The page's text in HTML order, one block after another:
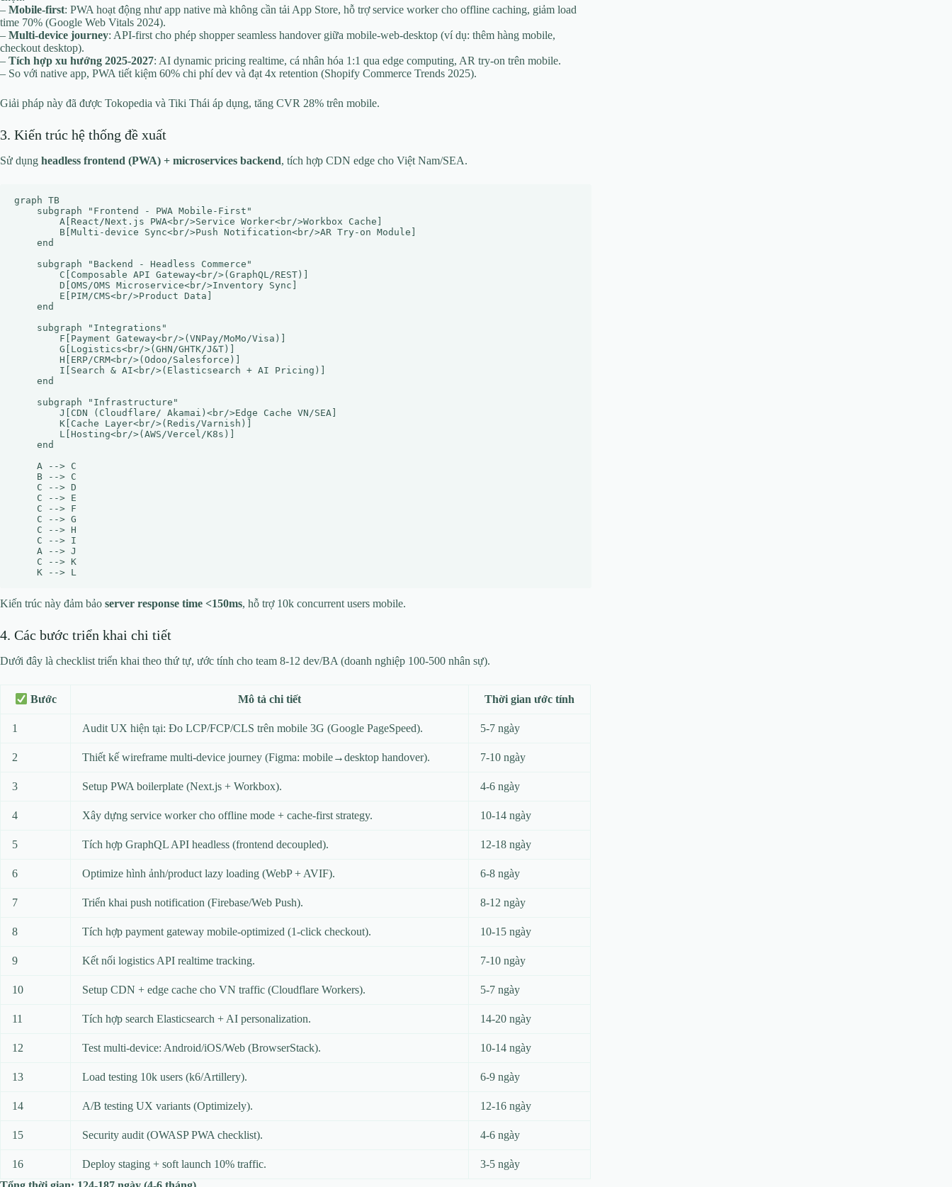
– Mobile-first: PWA hoạt động như app native mà không cần tải App Store, hỗ trợ service worker cho offline caching, giảm load
time 70% (Google Web Vitals 2024).
– Multi-device journey: API-first cho phép shopper seamless handover giữa mobile-web-desktop (ví dụ: thêm hàng mobile,
checkout desktop).
– Tích hợp xu hướng 2025-2027: AI dynamic pricing realtime, cá nhân hóa 1:1 qua edge computing, AR try-on trên mobile.
– So với native app, PWA tiết kiệm 60% chi phí dev và đạt 4x retention (Shopify Commerce Trends 2025).
Giải pháp này đã được Tokopedia và Tiki Thái áp dụng, tăng CVR 28% trên mobile.
3. Kiến trúc hệ thống đề xuất
Sử dụng headless frontend (PWA) + microservices backend, tích hợp CDN edge cho Việt Nam/SEA.
graph TB
    subgraph "Frontend - PWA Mobile-First"
        A[React/Next.js PWA<br/>Service Worker<br/>Workbox Cache]
        B[Multi-device Sync<br/>Push Notification<br/>AR Try-on Module]
    end
    subgraph "Backend - Headless Commerce"
        C[Composable API Gateway<br/>(GraphQL/REST)]
        D[OMS/OMS Microservice<br/>Inventory Sync]
        E[PIM/CMS<br/>Product Data]
    end
    subgraph "Integrations"
        F[Payment Gateway<br/>(VNPay/MoMo/Visa)]
        G[Logistics<br/>(GHN/GHTK/J&T)]
        H[ERP/CRM<br/>(Odoo/Salesforce)]
        I[Search & AI<br/>(Elasticsearch + AI Pricing)]
    end
    subgraph "Infrastructure"
        J[CDN (Cloudflare/ Akamai)<br/>Edge Cache VN/SEA]
        K[Cache Layer<br/>(Redis/Varnish)]
        L[Hosting<br/>(AWS/Vercel/K8s)]
    end
    A --> C
    B --> C
    C --> D
    C --> E
    C --> F
    C --> G
    C --> H
    C --> I
    A --> J
    C --> K
Kiến trúc này đảm bảo server response time <150ms, hỗ trợ 10k concurrent users mobile.
4. Các bước triển khai chi tiết
Dưới đây là checklist triển khai theo thứ tự, ước tính cho team 8-12 dev/BA (doanh nghiệp 100-500 nhân sự).
Bước Mô tả chi tiết Thời gian ước tính
1 Audit UX hiện tại: Đo LCP/FCP/CLS trên mobile 3G (Google PageSpeed). 5-7 ngày
2 Thiết kế wireframe multi-device journey (Figma: mobile→desktop handover). 7-10 ngày
3 Setup PWA boilerplate (Next.js + Workbox). 4-6 ngày
4 Xây dựng service worker cho offline mode + cache-first strategy. 10-14 ngày
5 Tích hợp GraphQL API headless (frontend decoupled). 12-18 ngày
6 Optimize hình ảnh/product lazy loading (WebP + AVIF). 6-8 ngày
7 Triển khai push notification (Firebase/Web Push). 8-12 ngày
8 Tích hợp payment gateway mobile-optimized (1-click checkout). 10-15 ngày
9 Kết nối logistics API realtime tracking. 7-10 ngày
10 Setup CDN + edge cache cho VN traffic (Cloudflare Workers). 5-7 ngày
11 Tích hợp search Elasticsearch + AI personalization. 14-20 ngày
12 Test multi-device: Android/iOS/Web (BrowserStack). 10-14 ngày
13 Load testing 10k users (k6/Artillery). 6-9 ngày
14 A/B testing UX variants (Optimizely). 12-16 ngày
15 Security audit (OWASP PWA checklist). 4-6 ngày
16 Deploy staging + soft launch 10% traffic.
3-5 ngày